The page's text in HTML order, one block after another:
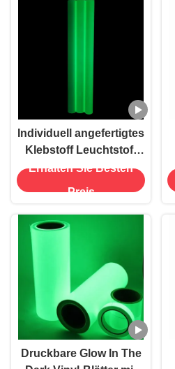
Individuell angefertigtes
Klebstoff Leuchtstoff
Vinyl Leuchten im
Erhalten Sie Besten
Preis
Druckbare Glow In The